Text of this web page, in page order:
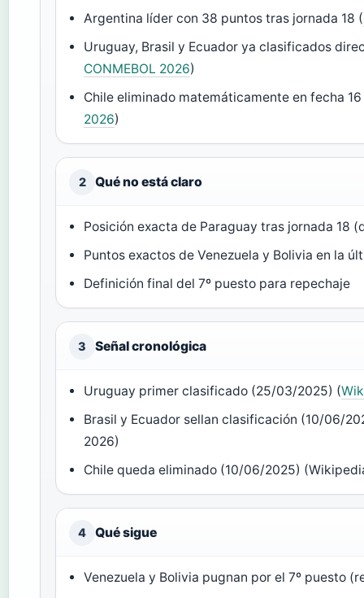
Argentina líder con 38 puntos tras jornada 18 (
Uruguay, Brasil y Ecuador ya clasificados
CONMEBOL 2026)
Chile eliminado matemáticamente en fecha
2026)
2 Qué no está claro
Posición exacta de Paraguay tras jornada 18
Puntos exactos de Venezuela y Bolivia en la
Definición final del 7º puesto para repechaje
3 Señal cronológica
Uruguay primer clasificado (25/03/2025) (
Brasil y Ecuador sellan clasificación (10/06/
2026)
Chile queda eliminado (10/06/2025)
4 Qué sigue
Venezuela y Bolivia pugnan por el 7º puesto